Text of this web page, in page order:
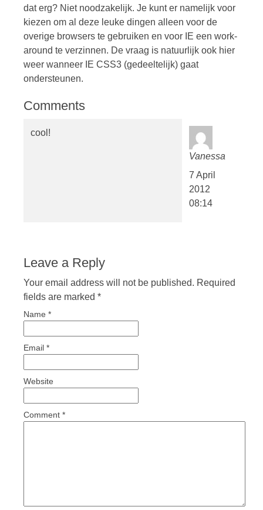
dat erg? Niet noodzakelijk. Je kunt er namelijk voor
kiezen om al deze leuke dingen alleen voor de
overige browsers te gebruiken en voor IE een work-
around te verzinnen. De vraag is natuurlijk ook hier
weer wanneer IE CSS3 (gedeeltelijk) gaat
ondersteunen.
Comments
cool!
Vanessa
7 April
2012
08:14
Leave a Reply
Your email address will not be published. Required
fields are marked *
Name *
Email *
Website
Comment *